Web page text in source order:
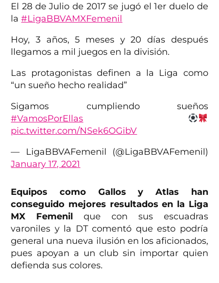
El 28 de Julio de 2017 se jugó el 1er duelo de
la#LigaBBVAMXFemenil
Hoy, 3 años, 5 meses y 20 días después
llegamos a mil juegos en la división.
Las protagonistas definen a la Liga como
“un sueño hecho realidad”
Sigamos cumpliendo sueños
#VamosPorEllas
pic.twitter.com/NSek6OGibV
— LigaBBVAFemenil (@LigaBBVAFemenil)
January 17, 2021
Equipos como Gallos y Atlas han
conseguido mejores resultados en la Liga
MX Femenil que con sus escuadras
varoniles y la DT comentó que esto podría
general una nueva ilusión en los aficionados,
pues apoyan a un club sin importar quien
defienda sus colores.